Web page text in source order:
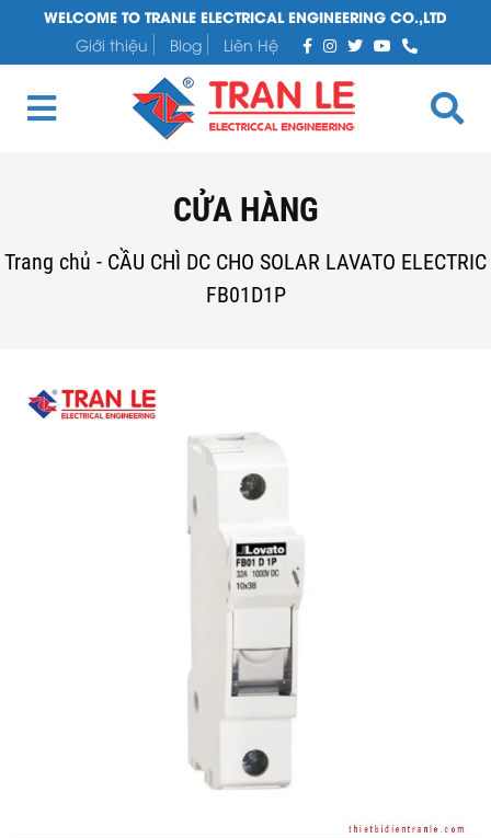
WELCOME TO TRANLE ELECTRICAL ENGINEERING CO.,LTD
Giới thiệu
Blog Liên Hệ
CỬA HÀNG
Trang chủ - CẦU CHÌ DC CHO SOLAR LAVATO ELECTRIC
FB01D1P